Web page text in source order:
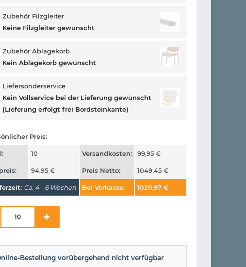
Zubehör Filzgleiter
Keine Filzgleiter gewünscht
Zubehör Ablagekorb
Kein Ablagekorb gewünscht
Liefersonderservice
Kein Vollservice bei der Lieferung gewünscht
(Lieferung erfolgt frei Bordsteinkante)
Preis:
10 Versandkosten: 99,95 €
94,95 € Preis Netto: 1049,45 €
Ca. 4 - 6 Wochen Bei Vorkasse: 1020,97 €
Bestellung vorübergehend nicht verfügbar